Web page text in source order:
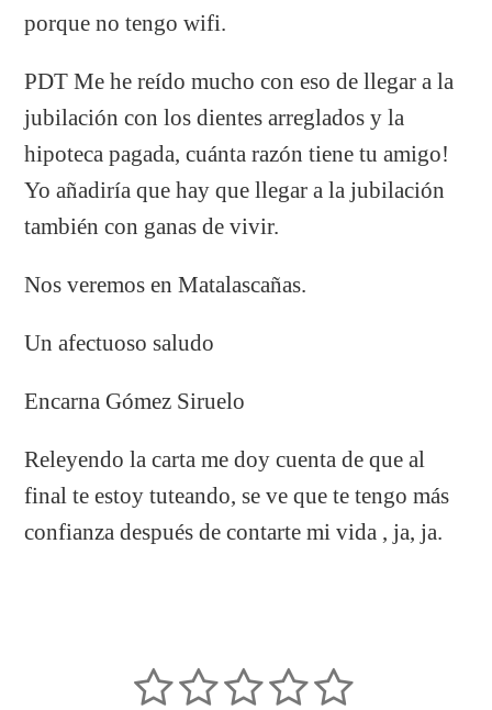
porque no tengo wifi.
PDT Me he reído mucho con eso de llegar a la
jubilación con los dientes arreglados y la
hipoteca pagada, cuánta razón tiene tu amigo!
Yo añadiría que hay que llegar a la jubilación
también con ganas de vivir.
Nos veremos en Matalascañas.
Un afectuoso saludo
Encarna Gómez Siruelo
Releyendo la carta me doy cuenta de que al
final te estoy tuteando, se ve que te tengo más
confianza después de contarte mi vida , ja, ja.